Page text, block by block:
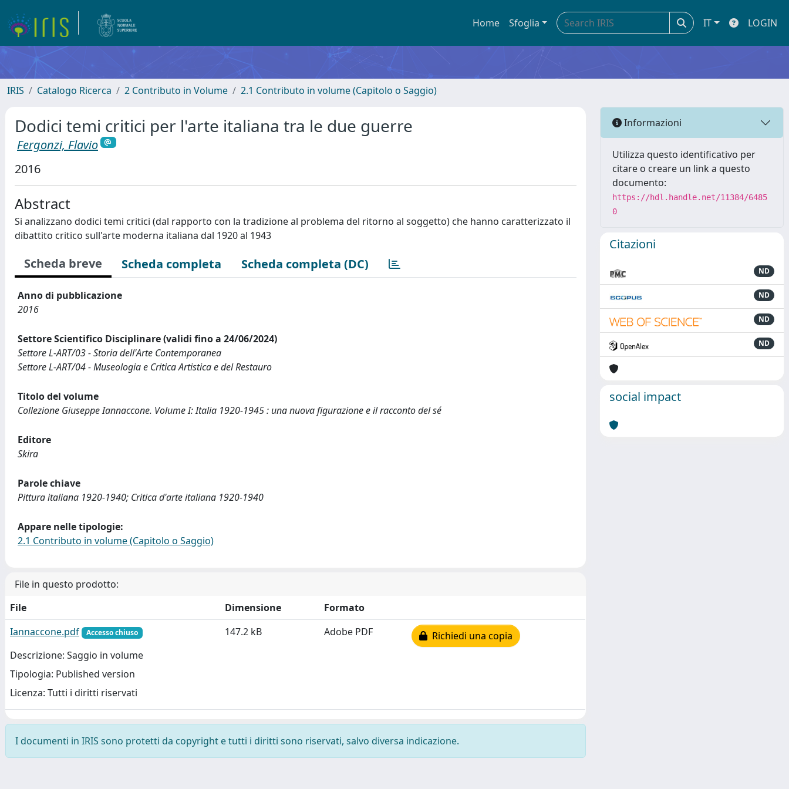
Home Sfoglia IT LOGIN
IRIS Catalogo Ricerca 2 Contributo in Volume 2.1 Contributo in volume (Capitolo o Saggio)
Dodici temi critici per l'arte italiana tra le due guerre
Fergonzi, Flavio
2016
Abstract
Si analizzano dodici temi critici (dal rapporto con la tradizione al problema del ritorno al soggetto) che hanno caratterizzato il
dibattito critico sull'arte moderna italiana dal 1920 al 1943
Scheda breve Scheda completa Scheda completa (DC)
Anno di pubblicazione
2016
Settore Scientifico Disciplinare (validi fino a 24/06/2024)
Settore L-ART/03 - Storia dell'Arte Contemporanea
Settore L-ART/04 - Museologia e Critica Artistica e del Restauro
Titolo del volume
Collezione Giuseppe Iannaccone. Volume I: Italia 1920-1945 : una nuova figurazione e il racconto del sé
Editore
Skira
Parole chiave
Pittura italiana 1920-1940; Critica d'arte italiana 1920-1940
Appare nelle tipologie:
2.1 Contributo in volume (Capitolo o Saggio)
File in questo prodotto:
File
Dimensione
Formato
Iannaccone.pdf
Accesso chiuso
Descrizione: Saggio in volume
Tipologia: Published version
Licenza: Tutti i diritti riservati
147.2 kB Adobe PDF Richiedi una copia
I documenti in IRIS sono protetti da copyright e tutti i diritti sono riservati, salvo diversa indicazione.
Informazioni
Utilizza questo identificativo per
citare o creare un link a questo
documento:
https://hdl.handle.net/11384/6485
0
Citazioni
ND
ND
ND
ND
social impact